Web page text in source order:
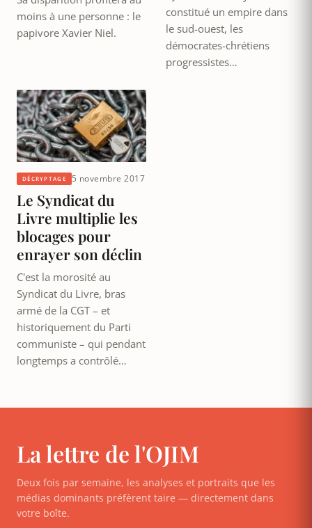
moins à une personne : le
papivore Xavier Niel.
constitué un empire dans
le sud-ouest, les
démocrates-chrétiens
progressistes…
DÉCRYPTAGE 5 novembre 2017
Le Syndicat du
Livre multiplie les
blocages pour
enrayer son déclin
C'est la morosité au
Syndicat du Livre, bras
armé de la CGT – et
historiquement du Parti
communiste – qui pendant
longtemps a contrôlé…
La lettre de l'OJIM
Deux fois par semaine, les analyses et portraits que les
médias dominants préfèrent taire — directement dans
votre boîte.